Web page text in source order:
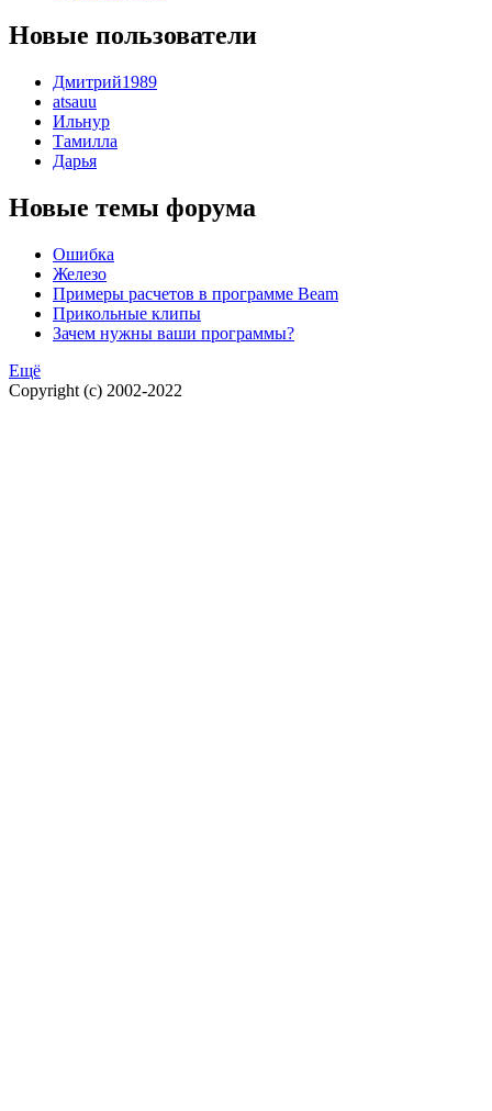
Новые пользователи
Дмитрий1989
atsauu
Ильнур
Тамилла
Дарья
Новые темы форума
Ошибка
Железо
Примеры расчетов в программе Beam
Прикольные клипы
Зачем нужны ваши программы?
Ещё
Copyright (c) 2002-2022